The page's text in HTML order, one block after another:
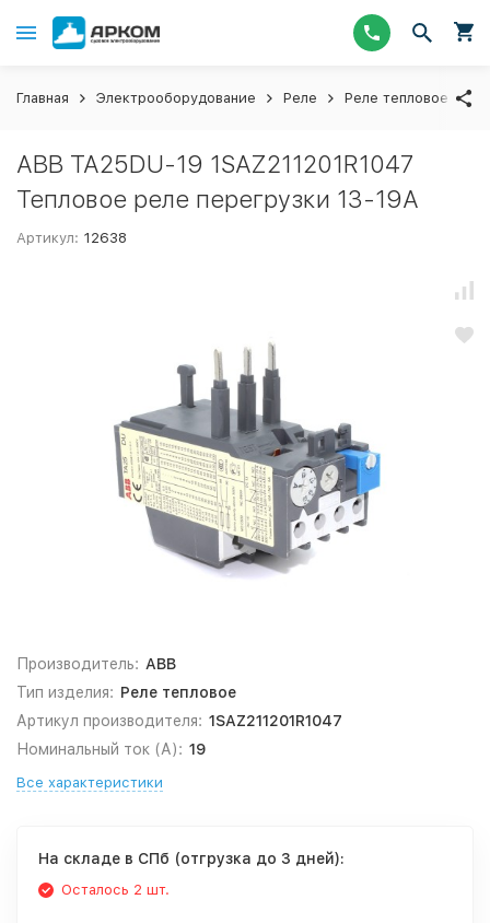
Главная Электрооборудование Реле Реле тепловое
ABB TA25DU-19 1SAZ211201R1047
Тепловое реле перегрузки 13-19А
Артикул: 12638
Производитель: ABB
Тип изделия: Реле тепловое
Артикул производителя: 1SAZ211201R1047
Номинальный ток (А): 19
Все характеристики
На складе в СПб (отгрузка до 3 дней):
Осталось 2 шт.